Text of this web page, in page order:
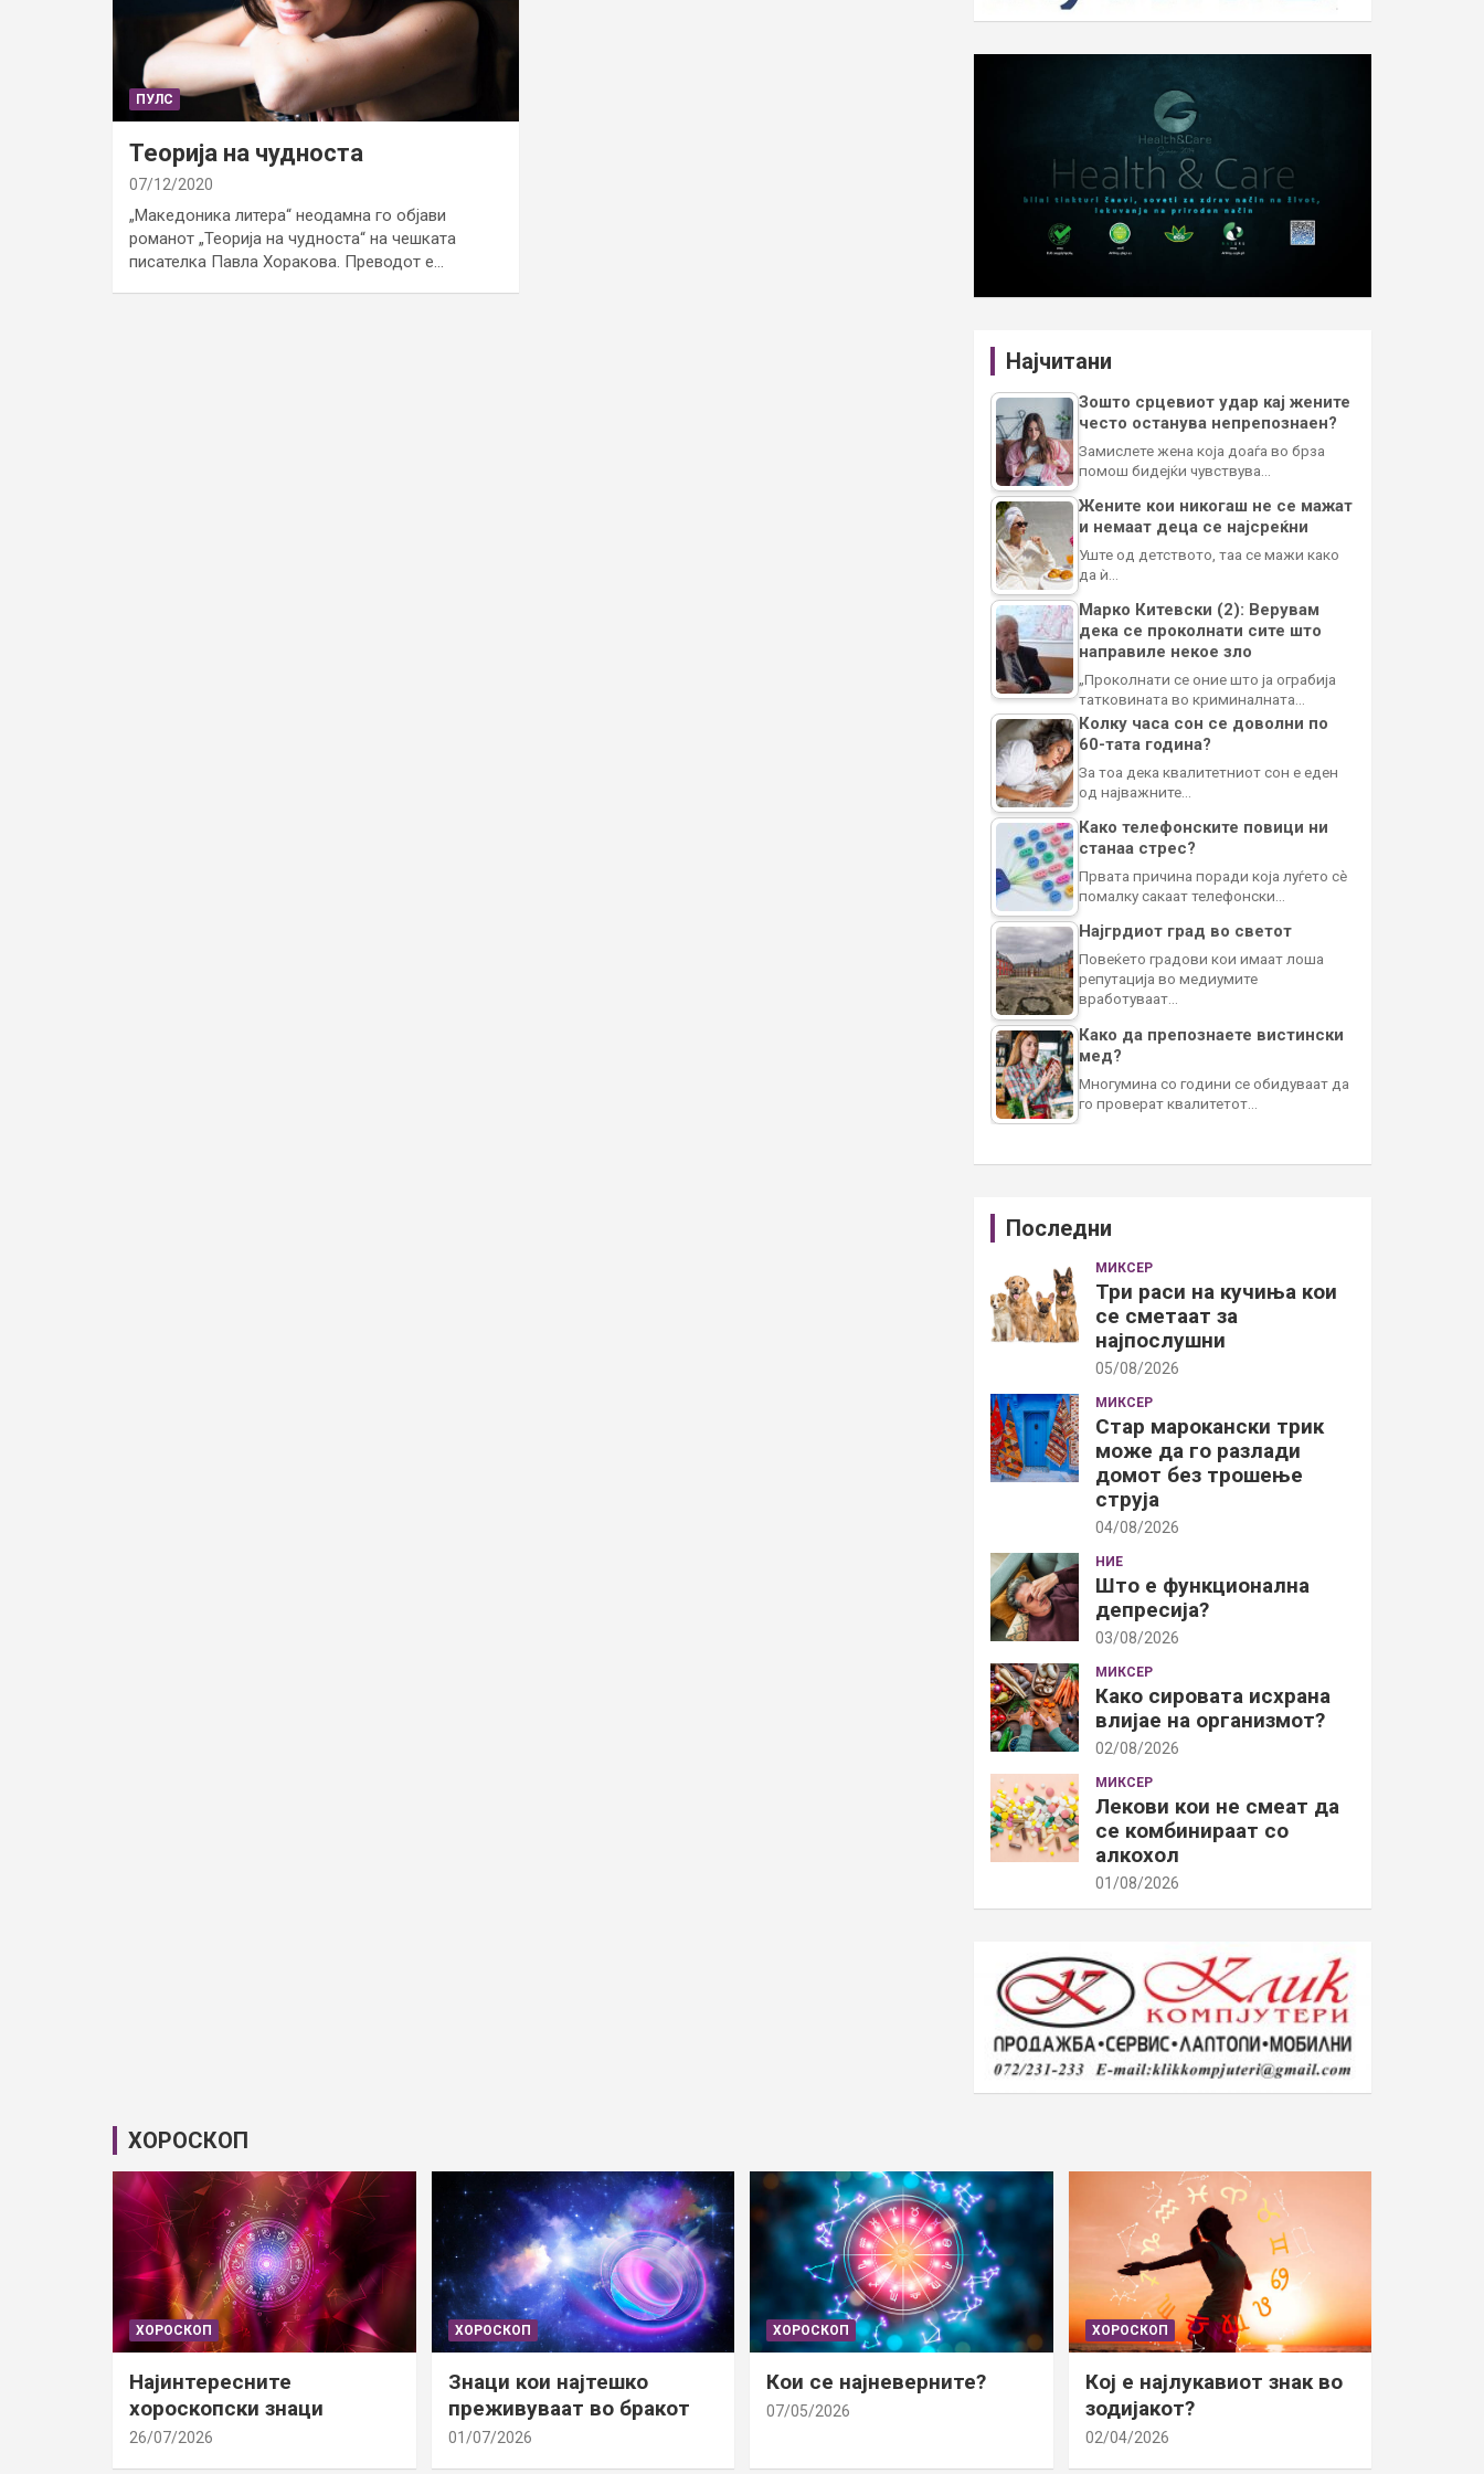
ПУЛС
Теорија на чудноста
07/12/2020
„Македоника литера“ неодамна го објави
романот „Теорија на чудноста“ на чешката
писателка Павла Хоракова. Преводот е…
Најчитани
Зошто срцевиот удар кај жените
често останува непрепознаен?
Замислете жена која доаѓа во брза
помош бидејќи чувствува…
Жените кои никогаш не се мажат
и немаат деца се најсреќни
Уште од детството, таа се мажи како
да ѝ…
Марко Китевски (2): Верувам
дека се проколнати сите што
направиле некое зло
„Проколнати се оние што ја ограбија
татковината во криминалната…
Колку часа сон се доволни по
60-тата година?
За тоа дека квалитетниот сон е еден
од најважните…
Како телефонските повици ни
станаа стрес?
Првата причина поради која луѓето сè
помалку сакаат телефонски…
Најгрдиот град во светот
Повеќето градови кои имаат лоша
репутација во медиумите
вработуваат…
Како да препознаете вистински
мед?
Многумина со години се обидуваат да
го проверат квалитетот…
Последни
МИКСЕР
Три раси на кучиња кои
се сметаат за
најпослушни
05/08/2026
МИКСЕР
Стар марокански трик
може да го разлади
домот без трошење
струја
04/08/2026
НИЕ
Што е функционална
депресија?
03/08/2026
МИКСЕР
Како сировата исхрана
влијае на организмот?
02/08/2026
МИКСЕР
Лекови кои не смеат да
се комбинираат со
алкохол
01/08/2026
ХОРОСКОП
ХОРОСКОП
Најинтересните
хороскопски знаци
26/07/2026
ХОРОСКОП
Знаци кои најтешко
преживуваат во бракот
01/07/2026
ХОРОСКОП
Кои се најневерните?
07/05/2026
ХОРОСКОП
Кој е најлукавиот знак во
зодијакот?
02/04/2026